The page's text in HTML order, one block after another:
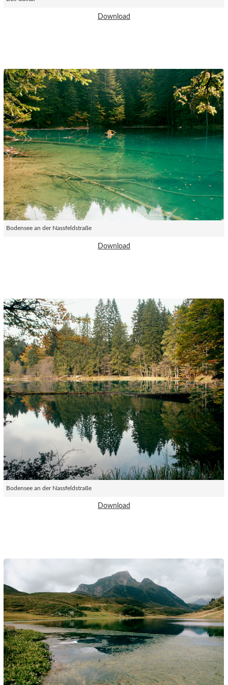
Download
Bodensee an der Nassfeldstraße
Download
Bodensee an der Nassfeldstraße
Download